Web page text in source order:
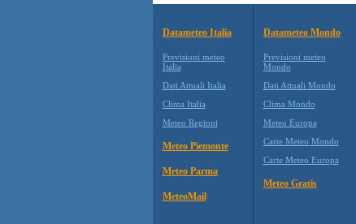
Datameteo Italia
Previsioni meteo
Italia
Dati Attuali Italia
Clima Italia
Meteo Regioni
Meteo Piemonte
Meteo Parma
MeteoMail
Datameteo Mondo
Previsioni meteo
Mondo
Dati Attuali Mondo
Clima Mondo
Meteo Europa
Carte Meteo Mondo
Carte Meteo Europa
Meteo Gratis